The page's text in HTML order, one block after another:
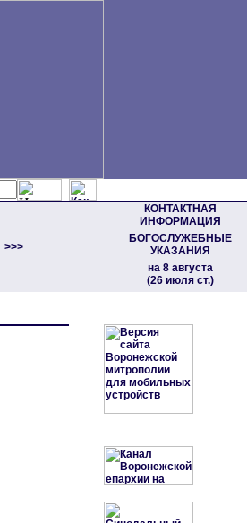
КОНТАКТНАЯ
ИНФОРМАЦИЯ
БОГОСЛУЖЕБНЫЕ
УКАЗАНИЯ
на 8 августа
(26 июля ст.)
>>>